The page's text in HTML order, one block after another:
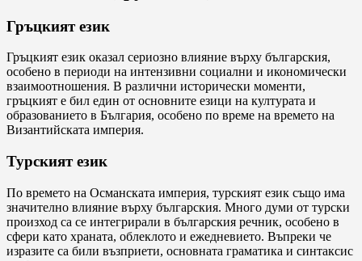
Гръцкият език
Гръцкият език оказал сериозно влияние върху българския,
особено в периоди на интензивни социални и икономически
взаимоотношения. В различни исторически моменти,
гръцкият е бил един от основните езици на културата и
образованието в България, особено по време на времето на
Византийската империя.
Турският език
По времето на Османската империя, турският език също има
значително влияние върху българския. Много думи от турски
произход са се интегрирали в българския речник, особено в
сфери като храната, облеклото и ежедневието. Въпреки че
изразите са били възприети, основната граматика и синтаксис